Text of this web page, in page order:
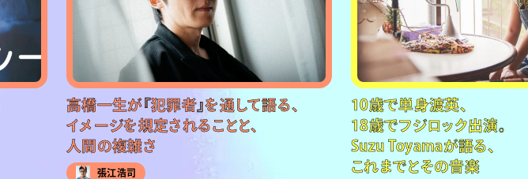
高橋一生が『犯罪者』を通して語る、
イメージを規定されることと、
人間の複雑さ
張江浩司
10歳で単身渡英、
18歳でフジロック出演。
Suzu Toyamaが語る、
これまでとその音楽